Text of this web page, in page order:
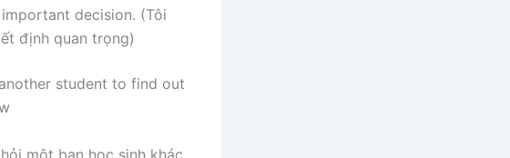
decision. (Tôi
định quan trọng)
student to find out
một bạn học sinh khác